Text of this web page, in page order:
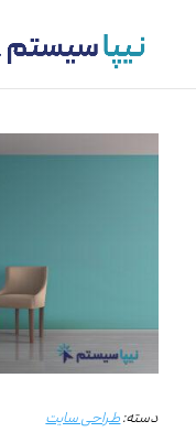
دسته:طراحی سایت